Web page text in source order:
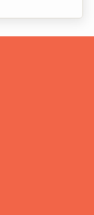
et la
freinent